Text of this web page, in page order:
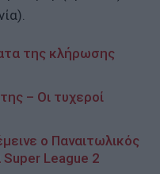
της κλήρωσης
– Οι τυχεροί
ο Παναιτωλικός
Super League 2